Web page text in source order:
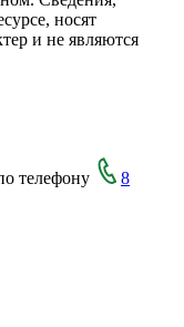
носят
и не являются
телефону
8